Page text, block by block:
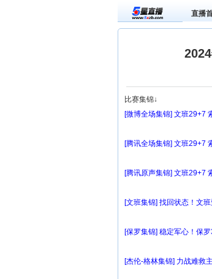
直播
比赛集锦↓
[微博全场集锦] 文班29+7
[腾讯全场集锦] 文班29+7
[腾讯原声集锦] 文班29+7
[文班集锦] 找回状态！文
[保罗集锦] 稳定军心！保
[杰伦-格林集锦] 力战难救